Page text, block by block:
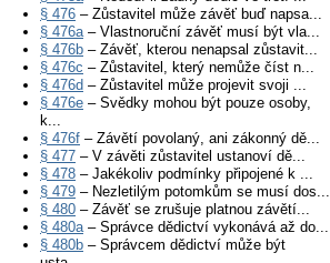
§ 476 – Zůstavitel může závěť buď napsa...
§ 476a– Vlastnoruční závěť musí být vla...
§ 476b – Závěť, kterou nenapsal zůstavit...
§ 476c – Zůstavitel, který nemůže číst n...
§ 476d – Zůstavitel může projevit svoji ...
§ 476e – Svědky mohou být pouze osoby,
k...
§ 476f – Závětí povolaný, ani zákonný dě...
§ 477 – V závěti zůstavitel ustanoví dě...
§ 478 – Jakékoliv podmínky připojené k ...
§ 479 – Nezletilým potomkům se musí dos...
§ 480 – Závěť se zrušuje platnou závětí...
§ 480a– Správce dědictví vykonává až do...
§ 480b – Správcem dědictví může být